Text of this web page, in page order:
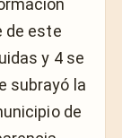
de este
y 4 se
subrayó la
de